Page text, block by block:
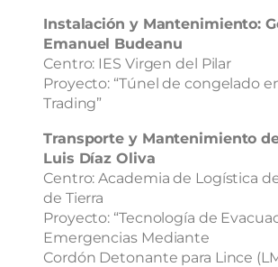
Instalación y Mantenimiento:
Emanuel Budeanu
Centro: IES Virgen del Pilar
Proyecto: “Túnel de congelado
Trading”
Transporte y Mantenimiento
Luis Díaz Oliva
Centro: Academia de Logística
de Tierra
Proyecto: “Tecnología de
Emergencias Mediante
Cordón Detonante para Lince